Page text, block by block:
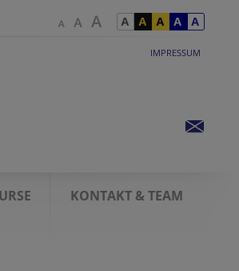
IMPRESSUM
KONTAKT & TEAM